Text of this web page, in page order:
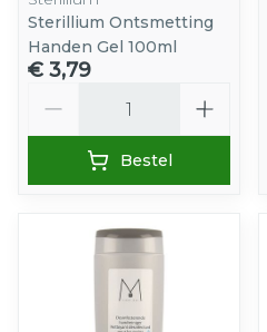
Sterillium Ontsmetting
Handen Gel 100ml
€ 3,79
Bestel